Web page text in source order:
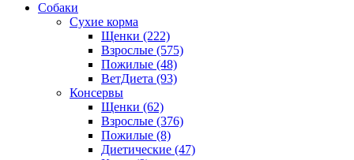
Собаки
Сухие корма
Щенки (222)
Взрослые (575)
Пожилые (48)
ВетДиета (93)
Консервы
Щенки (62)
Взрослые (376)
Пожилые (8)
Диетические (47)